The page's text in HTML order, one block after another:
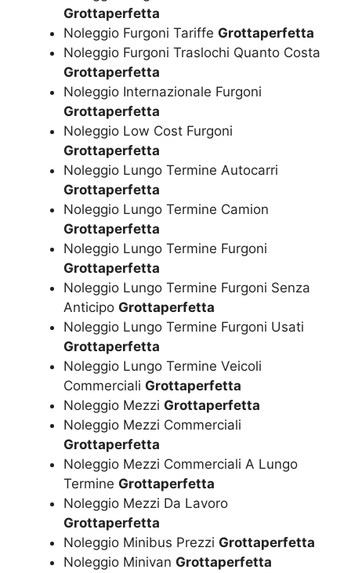
Grottaperfetta
Noleggio Furgoni Tariffe Grottaperfetta
Noleggio Furgoni Traslochi Quanto Costa
Grottaperfetta
Noleggio Internazionale Furgoni
Grottaperfetta
Noleggio Low Cost Furgoni
Grottaperfetta
Noleggio Lungo Termine Autocarri
Grottaperfetta
Noleggio Lungo Termine Camion
Grottaperfetta
Noleggio Lungo Termine Furgoni
Grottaperfetta
Noleggio Lungo Termine Furgoni Senza
Anticipo Grottaperfetta
Noleggio Lungo Termine Furgoni Usati
Grottaperfetta
Noleggio Lungo Termine Veicoli
Commerciali Grottaperfetta
Noleggio Mezzi Grottaperfetta
Noleggio Mezzi Commerciali
Grottaperfetta
Noleggio Mezzi Commerciali A Lungo
Termine Grottaperfetta
Noleggio Mezzi Da Lavoro
Grottaperfetta
Noleggio Minibus Prezzi Grottaperfetta
Noleggio Minivan Grottaperfetta